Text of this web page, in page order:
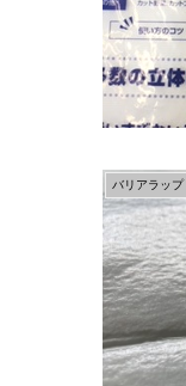
バリアラップ